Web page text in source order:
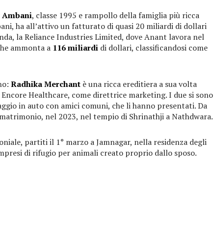
, classe 1995 e rampollo della famiglia più ricca
ha all’attivo un fatturato di quasi 20 miliardi di dollari
la Reliance Industries Limited, dove Anant lavora nel
ammonta a 116 miliardi di dollari, classificandosi come
Radhika Merchant è una ricca ereditiera a sua volta
Healthcare, come direttrice marketing. I due si sono
in auto con amici comuni, che li hanno presentati. Da
nel 2023, nel tempio di Shrinathji a Nathdwara.
partiti il 1° marzo a Jamnagar, nella residenza degli
di rifugio per animali creato proprio dallo sposo.